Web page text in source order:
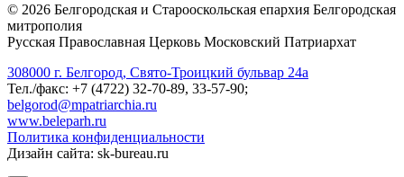
© 2026 Белгородская и Старооскольская епархия Белгородская
митрополия
Русская Православная Церковь Московский Патриархат
308000 г. Белгород, Свято-Троицкий бульвар 24а
Тел./факс: +7 (4722) 32-70-89, 33-57-90;
belgorod@mpatriarchia.ru
www.beleparh.ru
Политика конфиденциальности
Дизайн сайта: sk-bureau.ru